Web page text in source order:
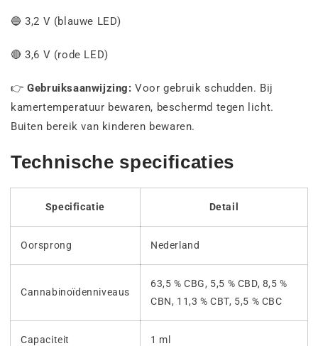
🔵 3,2 V (blauwe LED)
🔴 3,6 V (rode LED)
👉Gebruiksaanwijzing: Voor gebruik schudden. Bij
kamertemperatuur bewaren, beschermd tegen licht.
Buiten bereik van kinderen bewaren.
Technische specificaties
Specificatie Detail
Oorsprong Nederland
Cannabinoïdenniveaus
63,5 % CBG, 5,5 % CBD, 8,5 %
CBN, 11,3 % CBT, 5,5 % CBC
Capaciteit 1 ml